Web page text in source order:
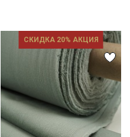
СКИДКА 20% АКЦИЯ